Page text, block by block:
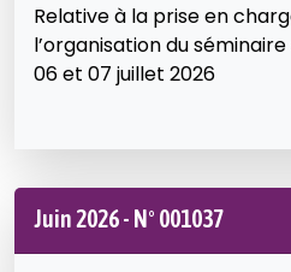
Relative à la prise en
l’organisation du
06 et 07 juillet 2026
Juin 2026 - N° 001037